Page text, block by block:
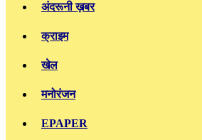
अंदरूनी ख़बर
क्राइम
खेल
मनोरंजन
EPAPER